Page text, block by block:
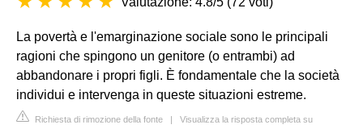
La povertà e l'emarginazione sociale sono le principali
ragioni che spingono un genitore (o entrambi) ad
abbandonare i propri figli. È fondamentale che la società
individui e intervenga in queste situazioni estreme.
Richiesta di rimozione della fonte | Visualizza la risposta completa su